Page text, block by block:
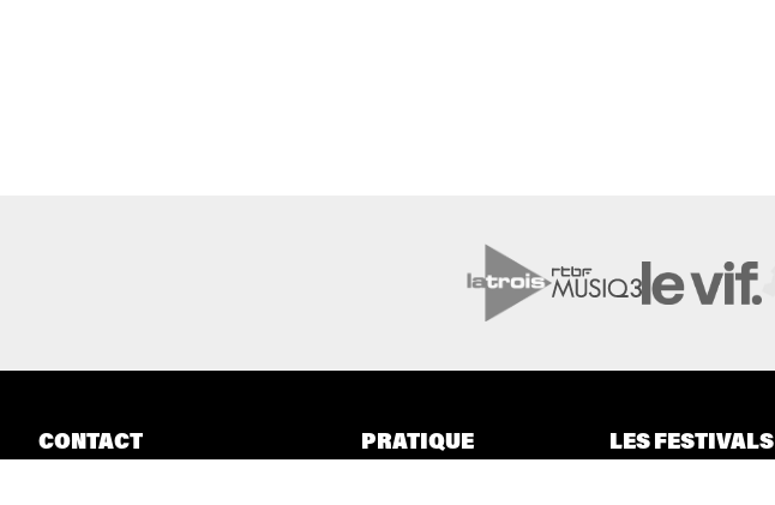
CONTACT PRATIQUE LES FESTIVALS